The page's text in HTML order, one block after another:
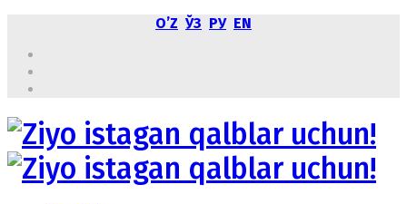
OʼZ ЎЗ РУ EN